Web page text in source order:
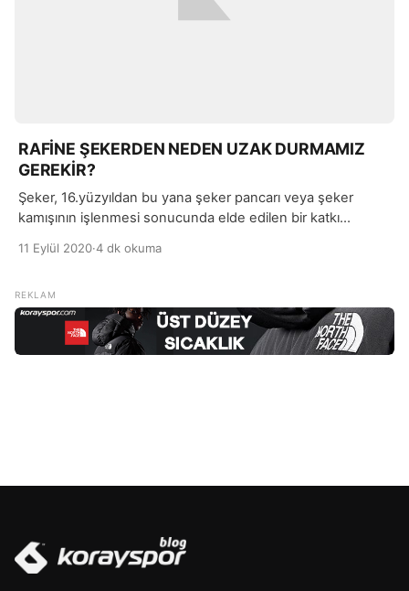
RAFİNE ŞEKERDEN NEDEN UZAK DURMAMIZ
GEREKİR?
Şeker, 16.yüzyıldan bu yana şeker pancarı veya şeker
kamışının işlenmesi sonucunda elde edilen bir katkı
nedenle yanlış olacaktır. İşlenerek elde edilen bu şekere,
11 Eylül 2020·4 dk okuma